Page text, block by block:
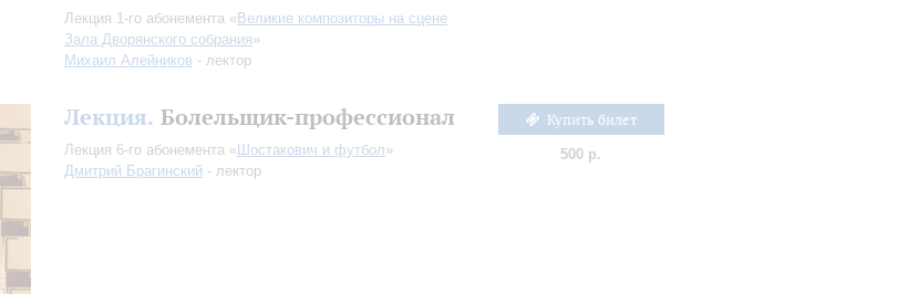
Лекция 1-го абонемента « Великие композиторы на сцене
Зала Дворянского собрания»
Михаил Алейников - лектор
Лекция. Болельщик-профессионал
Лекция 6-го абонемента « Шостакович и футбол»
Дмитрий Брагинский - лектор
Купить билет
500 р.